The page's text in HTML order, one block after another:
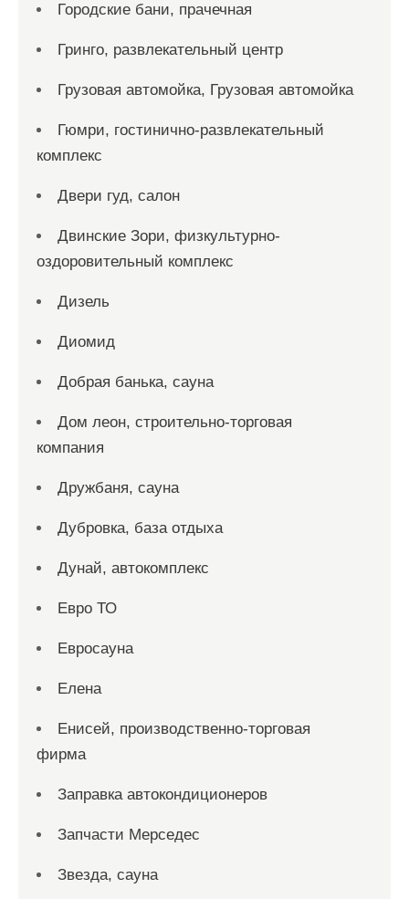
Городские бани, прачечная
Гринго, развлекательный центр
Грузовая автомойка, Грузовая автомойка
Гюмри, гостинично-развлекательный
комплекс
Двери гуд, салон
Двинские Зори, физкультурно-
оздоровительный комплекс
Дизель
Диомид
Добрая банька, сауна
Дом леон, строительно-торговая
компания
Дружбаня, сауна
Дубровка, база отдыха
Дунай, автокомплекс
Евро ТО
Евросауна
Елена
Енисей, производственно-торговая
фирма
Заправка автокондиционеров
Запчасти Мерседес
Звезда, сауна